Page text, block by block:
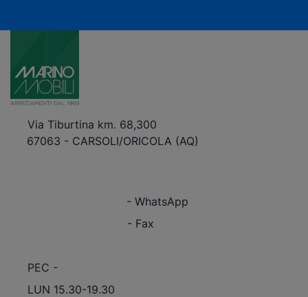
Via Tiburtina km. 68,300
67063 - CARSOLI/ORICOLA (AQ)
- WhatsApp
- Fax
PEC -
LUN 15.30-19.30